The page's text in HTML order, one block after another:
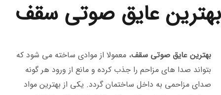
بهترین عایق صوتی سقف
بهترین عایق صوتی سقف، معمولا از موادی ساخته می ‌شود که
بتواند صدا های مزاحم را جذب کرده و مانع از ورود هر گونه
صدای مزاحمی به داخل ساختمان گردد. یکی از بهترین مواد